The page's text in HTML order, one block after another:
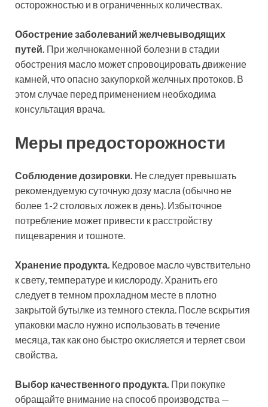
осторожностью и в ограниченных количествах.
Обострение заболеваний желчевыводящих
путей. При желчнокаменной болезни в стадии
обострения масло может спровоцировать движение
камней, что опасно закупоркой желчных протоков. В
этом случае перед применением необходима
консультация врача.
Меры предосторожности
Соблюдение дозировки. Не следует превышать
рекомендуемую суточную дозу масла (обычно не
более 1-2 столовых ложек в день). Избыточное
потребление может привести к расстройству
пищеварения и тошноте.
Хранение продукта. Кедровое масло чувствительно
к свету, температуре и кислороду. Хранить его
следует в темном прохладном месте в плотно
закрытой бутылке из темного стекла. После вскрытия
упаковки масло нужно использовать в течение
месяца, так как оно быстро окисляется и теряет свои
свойства.
Выбор качественного продукта. При покупке
обращайте внимание на способ производства —